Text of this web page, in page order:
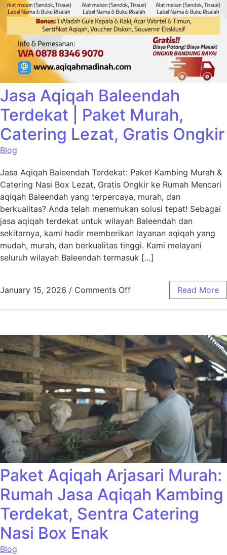
Jasa Aqiqah Baleendah
Terdekat | Paket Murah,
Catering Lezat, Gratis Ongkir
Blog
Jasa Aqiqah Baleendah Terdekat: Paket Kambing Murah &
Catering Nasi Box Lezat, Gratis Ongkir ke Rumah Mencari
aqiqah Baleendah yang terpercaya, murah, dan
berkualitas? Anda telah menemukan solusi tepat! Sebagai
jasa aqiqah terdekat untuk wilayah Baleendah dan
sekitarnya, kami hadir memberikan layanan aqiqah yang
mudah, murah, dan berkualitas tinggi. Kami melayani
seluruh wilayah Baleendah termasuk […]
January 15, 2026 / Comments Off Read More
Paket Aqiqah Arjasari Murah:
Rumah Jasa Aqiqah Kambing
Terdekat, Sentra Catering
Nasi Box Enak
Blog